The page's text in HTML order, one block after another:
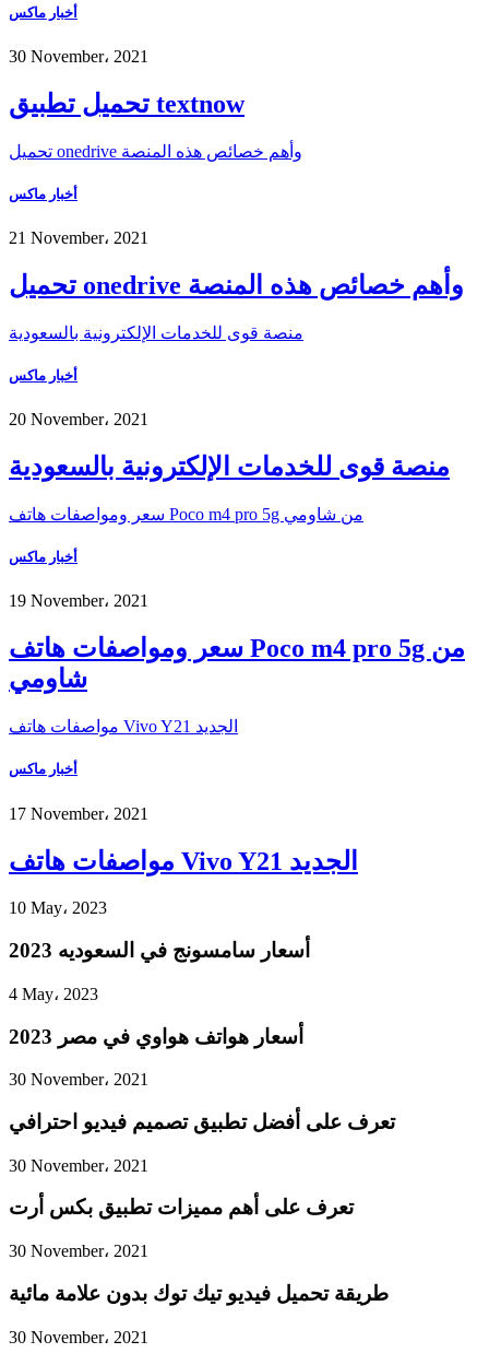
أخبار ماكس
30 November، 2021
تحميل تطبيق textnow
تحميل onedrive وأهم خصائص هذه المنصة
أخبار ماكس
21 November، 2021
تحميل onedrive وأهم خصائص هذه المنصة
منصة قوى للخدمات الإلكترونية بالسعودية
أخبار ماكس
20 November، 2021
منصة قوى للخدمات الإلكترونية بالسعودية
سعر ومواصفات هاتف Poco m4 pro 5g من شاومي
أخبار ماكس
19 November، 2021
سعر ومواصفات هاتف Poco m4 pro 5g من
شاومي
مواصفات هاتف Vivo Y21 الجديد
أخبار ماكس
17 November، 2021
مواصفات هاتف Vivo Y21 الجديد
10 May، 2023
أسعار سامسونج في السعوديه 2023
4 May، 2023
أسعار هواتف هواوي في مصر 2023
30 November، 2021
تعرف على أفضل تطبيق تصميم فيديو احترافي
30 November، 2021
تعرف على أهم مميزات تطبيق بكس أرت
30 November، 2021
طريقة تحميل فيديو تيك توك بدون علامة مائية
30 November، 2021